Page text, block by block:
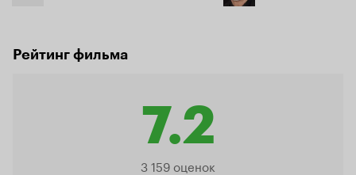
Рейтинг фильма
7.2
Рейтинг
3 159 оценок